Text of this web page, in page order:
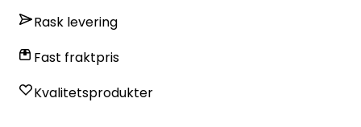
Rask levering
Fast fraktpris
Kvalitetsprodukter